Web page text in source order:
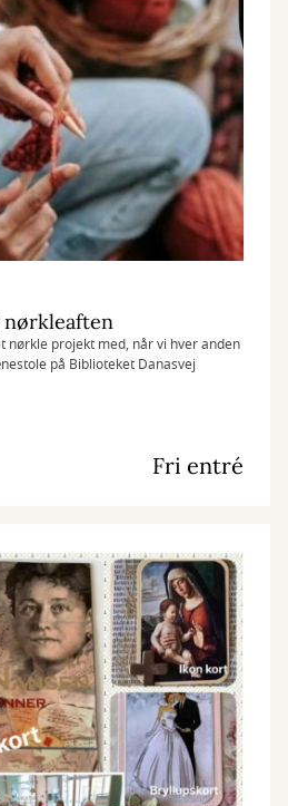
nørkleaften
nørkle projekt med, når vi hver anden
på Biblioteket Danasvej
Fri entré